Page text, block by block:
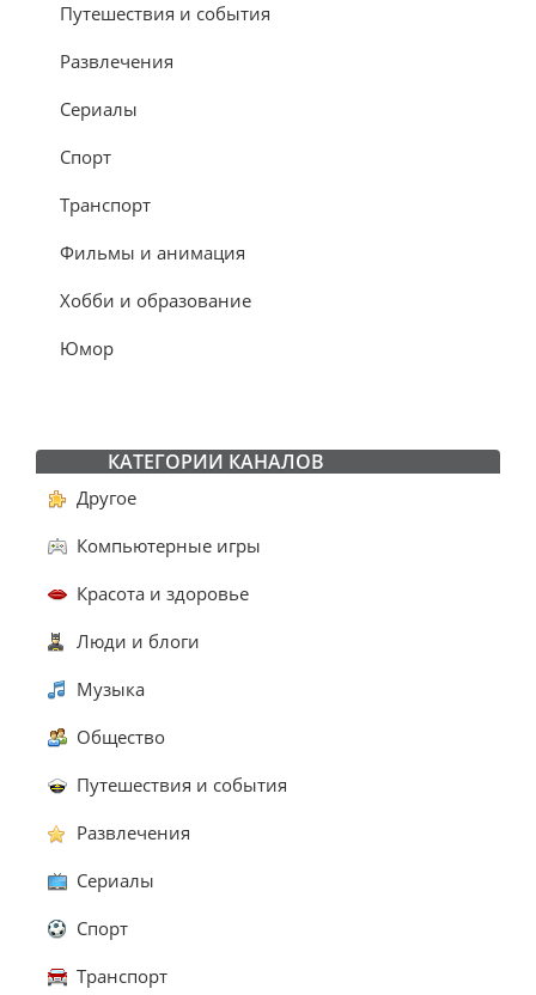
Путешествия и события
Развлечения
Сериалы
Спорт
Транспорт
Фильмы и анимация
Хобби и образование
Юмор
КАТЕГОРИИ КАНАЛОВ
Другое
Компьютерные игры
Красота и здоровье
Люди и блоги
Музыка
Общество
Путешествия и события
Развлечения
Сериалы
Спорт
Транспорт